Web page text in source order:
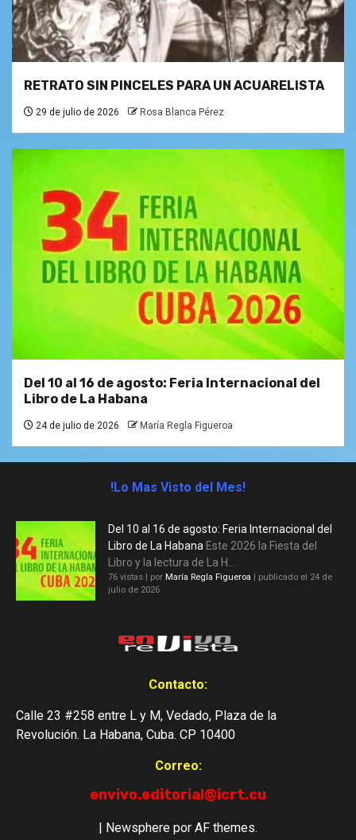
RETRATO SIN PINCELES PARA UN ACUARELISTA
29 de julio de 2026 Rosa Blanca Pérez
Del 10 al 16 de agosto: Feria Internacional del
Libro de La Habana
24 de julio de 2026 María Regla Figueroa
!Lo Mas Visto del Mes!
Del 10 al 16 de agosto: Feria Internacional del
Libro de La Habana Este 2026 la Fiesta del
Libro y la lectura de La H...
76 vistas | por María Regla Figueroa | publicado el 24 de
julio de 2026
Contacto:
Calle 23 #258 entre L y M, Vedado, Plaza de la
Revolución. La Habana, Cuba. CP 10400
Correo:
envivo.editorial@icrt.cu
| Newsphere por AF themes.